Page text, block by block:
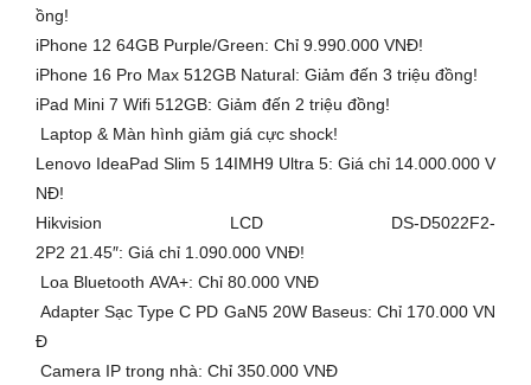
ồng!
iPhone 12 64GB Purple/Green: Chỉ 9.990.000 VNĐ!
iPhone 16 Pro Max 512GB Natural: Giảm đến 3 triệu đồng!
iPad Mini 7 Wifi 512GB: Giảm đến 2 triệu đồng!
Laptop & Màn hình giảm giá cực shock!
Lenovo IdeaPad Slim 5 14IMH9 Ultra 5: Giá chỉ 14.000.000 V
NĐ!
Hikvision LCD DS-D5022F2-
2P2 21.45″: Giá chỉ 1.090.000 VNĐ!
Loa Bluetooth AVA+: Chỉ 80.000 VNĐ
Adapter Sạc Type C PD GaN5 20W Baseus: Chỉ 170.000 VN
Đ
Camera IP trong nhà: Chỉ 350.000 VNĐ